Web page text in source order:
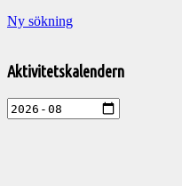
Ny sökning
till
aktiviteter
Aktivitetskalendern